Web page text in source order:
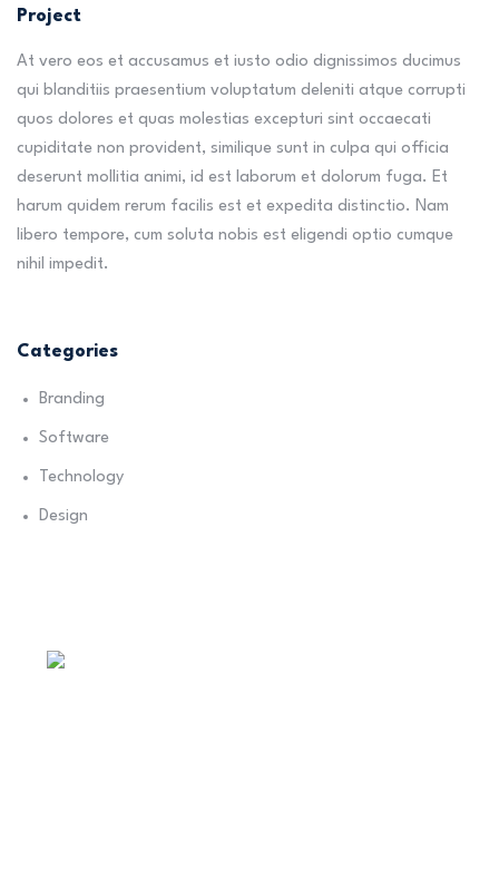
Project
At vero eos et accusamus et iusto odio dignissimos ducimus
qui blanditiis praesentium voluptatum deleniti atque corrupti
quos dolores et quas molestias excepturi sint occaecati
cupiditate non provident, similique sunt in culpa qui officia
deserunt mollitia animi, id est laborum et dolorum fuga. Et
harum quidem rerum facilis est et expedita distinctio. Nam
libero tempore, cum soluta nobis est eligendi optio cumque
nihil impedit.
Categories
Branding
Software
Technology
Design